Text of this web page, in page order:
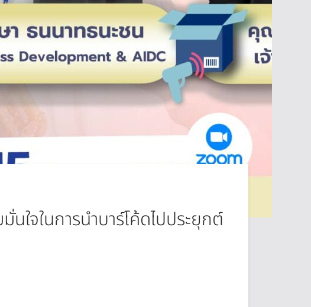
ใจในการนำบาร์โค้ดไปประยุกต์